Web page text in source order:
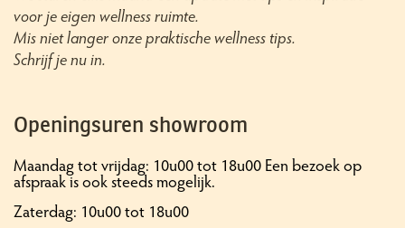
voor je eigen wellness ruimte.
Mis niet langer onze praktische wellness tips.
Schrijf je nu in.
Openingsuren showroom
Maandag tot vrijdag: 10u00 tot 18u00 Een bezoek op
afspraak is ook steeds mogelijk.
Zaterdag: 10u00 tot 18u00